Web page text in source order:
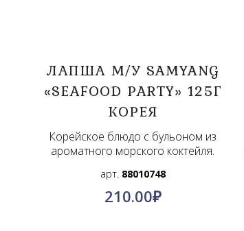
ЛАПША М/У SAMYANG
«SEAFOOD PARTY» 125Г
КОРЕЯ
Корейское блюдо с бульоном из
ароматного морского коктейля.
арт. 88010748
210.00₽